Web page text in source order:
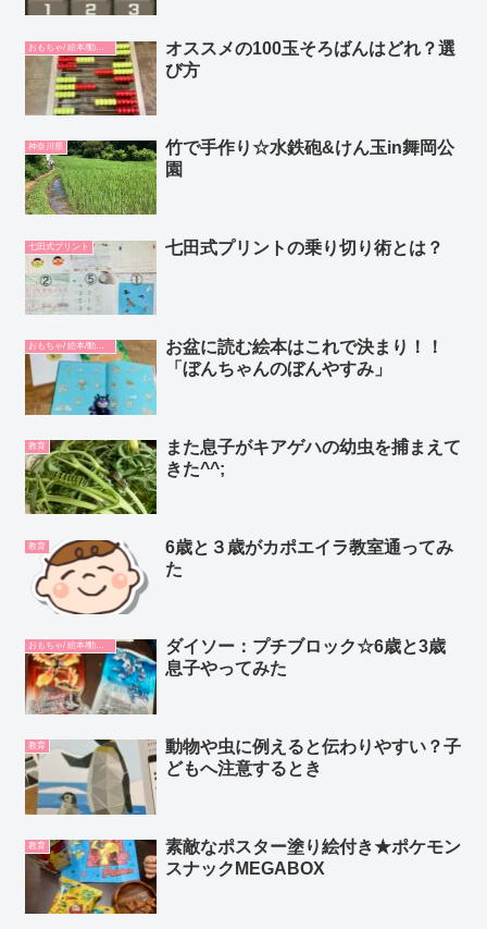
オススメの100玉そろばんはどれ？選
び方
神奈川県
竹で手作り☆水鉄砲&けん玉in舞岡公
園
七田式プリント 七田式プリントの乗り切り術とは？
おもちゃ/ 絵本/動画/教材
お盆に読む絵本はこれで決まり！！
「ぼんちゃんのぼんやすみ」
教育
また息子がキアゲハの幼虫を捕まえて
きた^^;
教育
6歳と３歳がカポエイラ教室通ってみ
た
おもちゃ/ 絵本/動画/教材
ダイソー：プチブロック☆6歳と3歳
息子やってみた
教育
動物や虫に例えると伝わりやすい？子
どもへ注意するとき
教育
素敵なポスター塗り絵付き★ポケモン
スナックMEGABOX